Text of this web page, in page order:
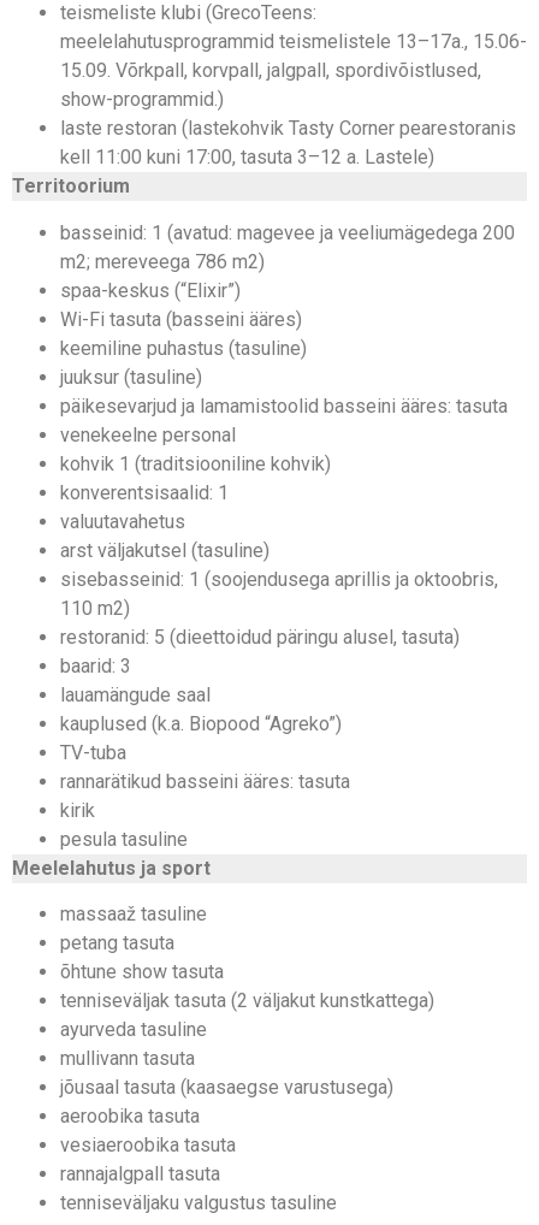
teismeliste klubi (GrecoTeens:
meelelahutusprogrammid teismelistele 13–17a., 15.06-
15.09. Võrkpall, korvpall, jalgpall, spordivõistlused,
show-programmid.)
laste restoran (lastekohvik Tasty Corner pearestoranis
kell 11:00 kuni 17:00, tasuta 3–12 a. Lastele)
Territoorium
basseinid: 1 (avatud: magevee ja veeliumägedega 200
m2; mereveega 786 m2)
spaa-keskus (“Elixir”)
Wi-Fi tasuta (basseini ääres)
keemiline puhastus (tasuline)
juuksur (tasuline)
päikesevarjud ja lamamistoolid basseini ääres: tasuta
venekeelne personal
kohvik 1 (traditsiooniline kohvik)
konverentsisaalid: 1
valuutavahetus
arst väljakutsel (tasuline)
sisebasseinid: 1 (soojendusega aprillis ja oktoobris,
110 m2)
restoranid: 5 (dieettoidud päringu alusel, tasuta)
baarid: 3
lauamängude saal
kauplused (k.a. Biopood “Agreko”)
TV-tuba
rannarätikud basseini ääres: tasuta
kirik
pesula tasuline
Meelelahutus ja sport
massaaž tasuline
petang tasuta
õhtune show tasuta
tenniseväljak tasuta (2 väljakut kunstkattega)
ayurveda tasuline
mullivann tasuta
jõusaal tasuta (kaasaegse varustusega)
aeroobika tasuta
vesiaeroobika tasuta
rannajalgpall tasuta
tenniseväljaku valgustus tasuline